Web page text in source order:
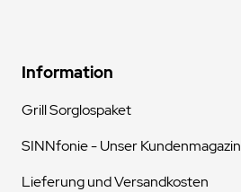
Information
Grill Sorglospaket
SINNfonie - Unser Kundenmagazin
Lieferung und Versandkosten